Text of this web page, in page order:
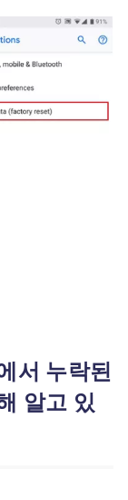
서 누락된
알고 있